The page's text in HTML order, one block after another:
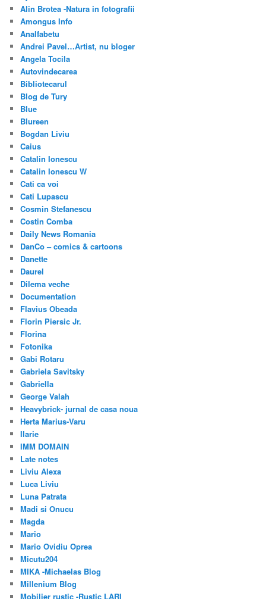
Alin Brotea -Natura in fotografii
Amongus Info
Analfabetu
Andrei Pavel…Artist, nu bloger
Angela Tocila
Autovindecarea
Bibliotecarul
Blog de Tury
Blue
Blureen
Bogdan Liviu
Caius
Catalin Ionescu
Catalin Ionescu W
Cati ca voi
Cati Lupascu
Cosmin Stefanescu
Costin Comba
Daily News Romania
DanCo – comics & cartoons
Danette
Daurel
Dilema veche
Documentation
Flavius Obeada
Florin Piersic Jr.
Florina
Fotonika
Gabi Rotaru
Gabriela Savitsky
Gabriella
George Valah
Heavybrick- jurnal de casa noua
Herta Marius-Varu
Ilarie
IMM DOMAIN
Late notes
Liviu Alexa
Luca Liviu
Luna Patrata
Madi si Onucu
Magda
Mario
Mario Ovidiu Oprea
Micutu204
MIKA -Michaelas Blog
Millenium Blog
Mobilier rustic -Rustic LARI